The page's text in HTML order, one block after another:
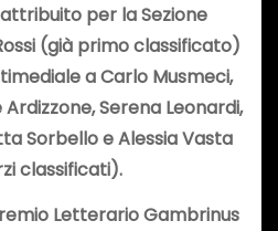
per la Sezione
(già primo classificato)
a Carlo Musmeci,
Serena Leonardi,
Sorbello e Alessia Vasta
classificati).
Letterario Gambrinus